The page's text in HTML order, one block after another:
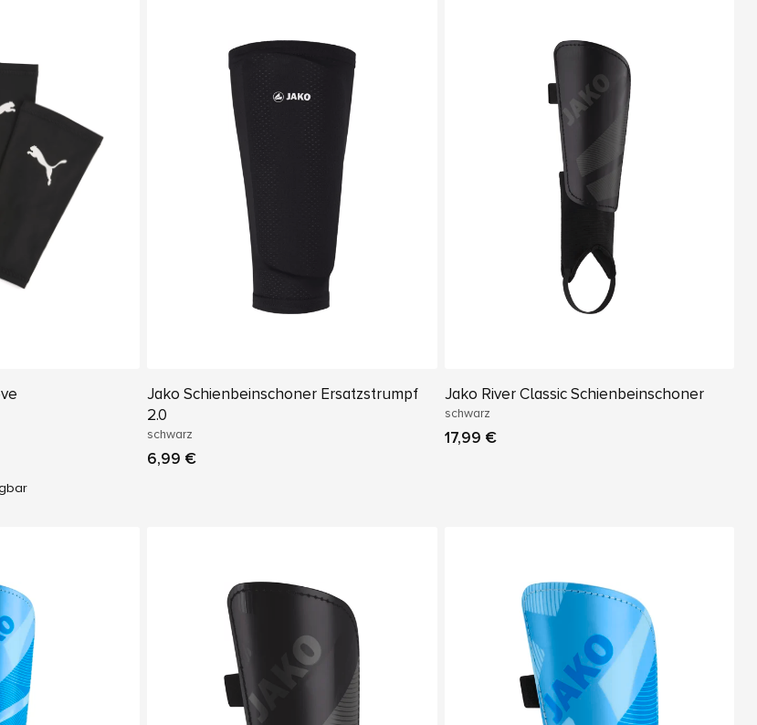
Jako Schienbeinschoner Ersatzstrumpf
2.0
schwarz
6,99 €
Jako River Classic Schienbeinschoner
schwarz
17,99 €